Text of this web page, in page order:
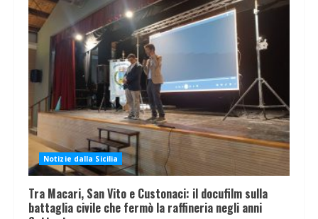
Notizie dalla Sicilia
Tra Macari, San Vito e Custonaci: il docufilm sulla
battaglia civile che fermò la raffineria negli anni